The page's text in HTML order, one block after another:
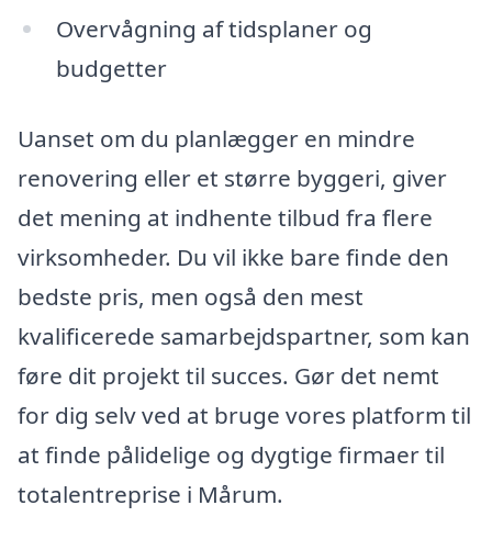
Overvågning af tidsplaner og
budgetter
Uanset om du planlægger en mindre
renovering eller et større byggeri, giver
det mening at indhente tilbud fra flere
virksomheder. Du vil ikke bare finde den
bedste pris, men også den mest
kvalificerede samarbejdspartner, som kan
føre dit projekt til succes. Gør det nemt
for dig selv ved at bruge vores platform til
at finde pålidelige og dygtige firmaer til
totalentreprise i Mårum.